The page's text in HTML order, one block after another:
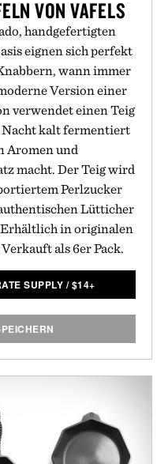
VON VAFELS
handgefertigten
eignen sich perfekt
wann immer
Version einer
verwendet einen Teig
Nacht kalt fermentiert
Aromen und
macht. Der Teig wird
Perlzucker
Lütticher
in originalen
als 6er Pack.
SUPPLY /$14+